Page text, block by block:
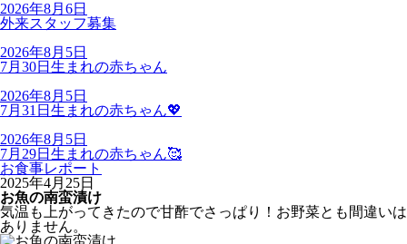
2026年8月6日
外来スタッフ募集
2026年8月5日
7月30日生まれの赤ちゃん
2026年8月5日
7月31日生まれの赤ちゃん💖
2026年8月5日
7月29日生まれの赤ちゃん🥰
お食事レポート
2025年4月25日
お魚の南蛮漬け
気温も上がってきたので甘酢でさっぱり！お野菜とも間違いは
ありません。